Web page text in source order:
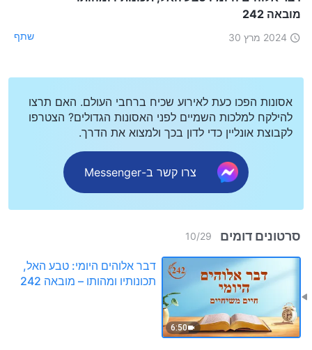
מובאה 242
2024 מרץ 30 שתף
אסונות הפכו כעת לאירוע שכיח ברחבי העולם. האם תרצו
להילקח למלכות השמיים לפני האסונות הגדולים? הצטרפו
לקבוצת אונליין כדי לדון בכך ולמצוא את הדרך.
צרו קשר ב-Messenger
סרטונים דומים 10/29
6:50
דבר אלוהים היומי: טבע האל,
תכונותיו ומהותו – מובאה 242